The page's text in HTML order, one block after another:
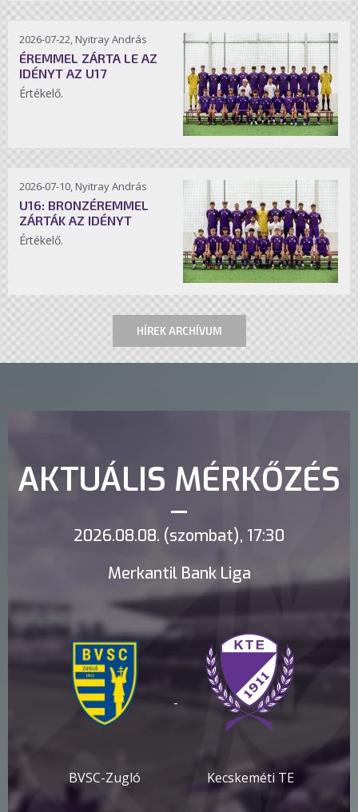
2026-07-22, Nyitray András
ÉREMMEL ZÁRTA LE AZ
IDÉNYT AZ U17
Értékelő.
2026-07-10, Nyitray András
U16: BRONZÉREMMEL
ZÁRTÁK AZ IDÉNYT
Értékelő.
HÍREK ARCHÍVUM
AKTUÁLIS MÉRKŐZÉS
2026.08.08. (szombat), 17:30
Merkantil Bank Liga
BVSC-Zugló
-
Kecskeméti TE